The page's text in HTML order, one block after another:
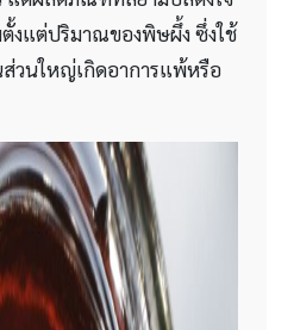
งแต่ปริมาณของพิษผึ้ง ซึ่งใช้
วนใหญ่เกิดอาการแพ้หรือ